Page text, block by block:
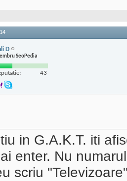
D
SeoPedia
43
in G.A.K.T. iti
enter. Nu
scriu